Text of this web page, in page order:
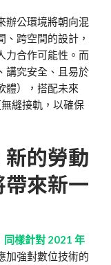
辦公環境將朝向混
跨空間的設計，
力合作可能性。而
講究安全、且易於
體），搭配未來
縫接軌，以確保
的勞動
來新一
同樣針對 2021 年
加強對數位技術的